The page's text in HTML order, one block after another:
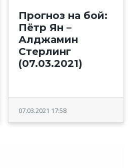
Прогноз на бой:
Пётр Ян –
Алджамин
Стерлинг
(07.03.2021)
07.03.2021 17:58